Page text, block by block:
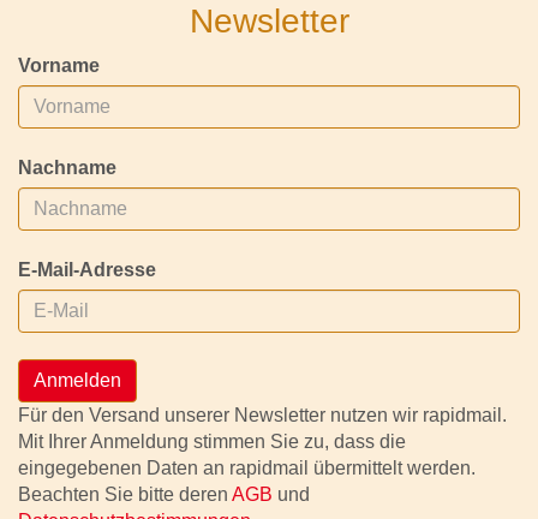
Newsletter
Vorname
Nachname
E-Mail-Adresse
Anmelden
Für den Versand unserer Newsletter nutzen wir rapidmail.
Mit Ihrer Anmeldung stimmen Sie zu, dass die
eingegebenen Daten an rapidmail übermittelt werden.
Beachten Sie bitte deren AGB und